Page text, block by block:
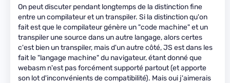
On peut discuter pendant longtemps de la distinction fine
entre un compilateur et un transpiler. Si la distinction qu'on
fait est que le compilateur génère un "code machine" et un
transpiler une source dans un autre langage, alors certes
c'est bien un transpiler, mais d'un autre côté, JS est dans les
fait le "langage machine" du navigateur, étant donné que
webasm n'est pas forcément supporté partout (et apporte
son lot d'inconvénients de compatibilité). Mais oui j'aimerais